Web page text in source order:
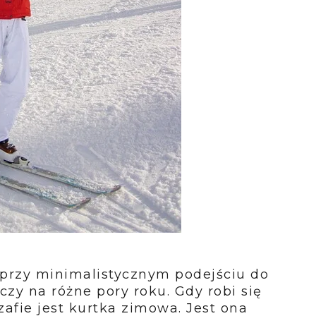
minimalistycznym podejściu do
na różne pory roku. Gdy robi się
jest kurtka zimowa. Jest ona